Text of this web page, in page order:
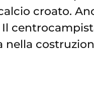
croato.
Il
nella